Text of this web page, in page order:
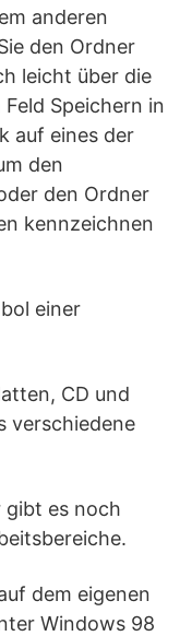
anderen
den Ordner
leicht über die
Speichern in
auf eines der
den
den Ordner
kennzeichnen
einer
CD und
verschiedene
gibt es noch
dem eigenen
Windows 98